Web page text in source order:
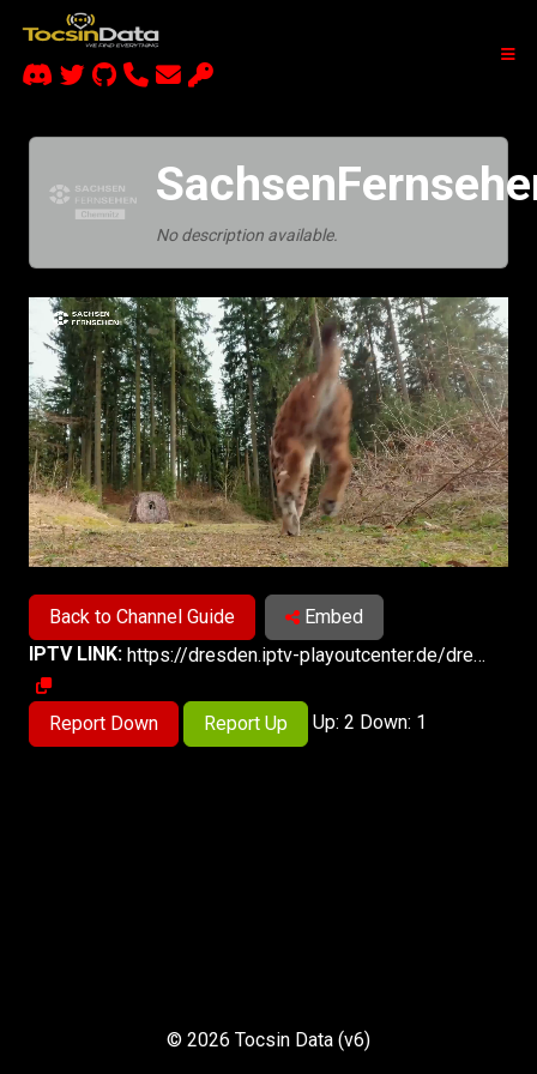
No description available.
Back to Channel Guide
Embed
IPTV LINK:
https://dresden.iptv-playoutcenter.de/dresden/dresdenfernsehen.stream_1/playlist.m3u8
Report Down Report Up Up: 2 Down: 1
© 2026 Tocsin Data (v6)